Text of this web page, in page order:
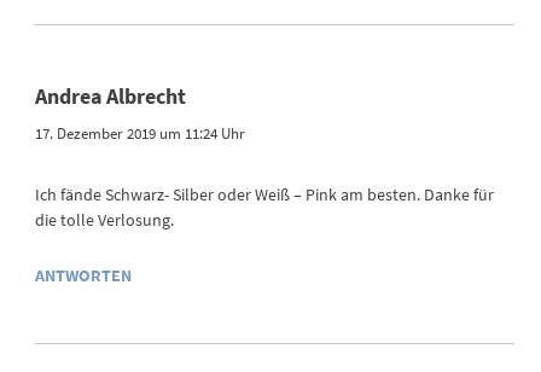
Andrea Albrecht
17. Dezember 2019 um 11:24 Uhr
Ich fände Schwarz- Silber oder Weiß – Pink am besten. Danke für
die tolle Verlosung.
ANTWORTEN